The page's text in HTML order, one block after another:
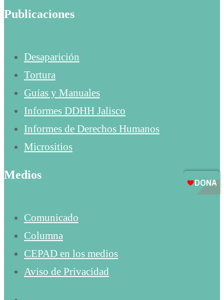
Publicaciones
Desaparición
Tortura
Guías y Manuales
Informes DDHH Jalisco
Informes de Derechos Humanos
Micrositios
Medios
Comunicado
Columna
CEPAD en los medios
Aviso de Privacidad